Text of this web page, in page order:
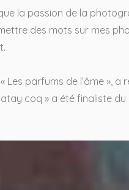
la passion de la
des mots sur mes
Les parfums de l’âme »,
coq » a été finaliste du